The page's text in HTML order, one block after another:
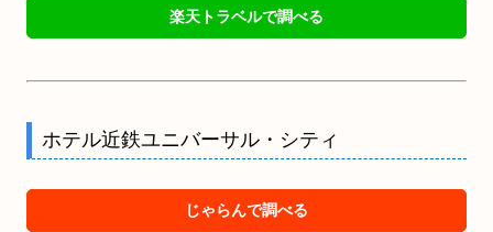
楽天トラベルで調べる
ホテル近鉄ユニバーサル・シティ
じゃらんで調べる